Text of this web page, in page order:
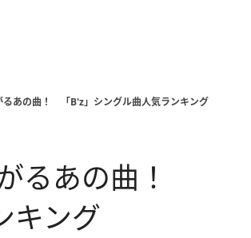
るあの曲！ 「B'z」シングル曲人気ランキング
るあの曲！
キング